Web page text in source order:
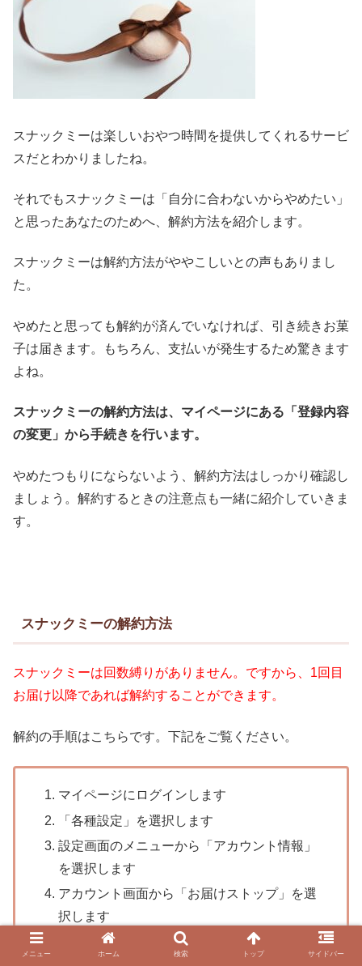
スナックミーは楽しいおやつ時間を提供してくれるサービ
スだとわかりましたね。
それでもスナックミーは「自分に合わないからやめたい」
と思ったあなたのためへ、解約方法を紹介します。
スナックミーは解約方法がややこしいとの声もありまし
た。
やめたと思っても解約が済んでいなければ、引き続きお菓
子は届きます。もちろん、支払いが発生するため驚きます
よね。
スナックミーの解約方法は、マイページにある「登録内容
の変更」から手続きを行います。
やめたつもりにならないよう、解約方法はしっかり確認し
ましょう。解約するときの注意点も一緒に紹介していきま
す。
スナックミーの解約方法
スナックミーは回数縛りがありません。ですから、1回目
お届け以降であれば解約することができます。
解約の手順はこちらです。下記をご覧ください。
マイページにログインします
「各種設定」を選択します
設定画面のメニューから「アカウント情報」
を選択します
アカウント画面から「お届けストップ」を選
択します
表示された画面の「お届けストップはこちら
メニュー ホーム 検索 トップ サイドバー